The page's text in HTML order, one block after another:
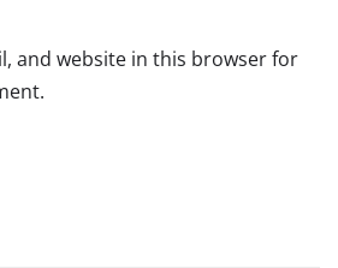
and website in this browser for